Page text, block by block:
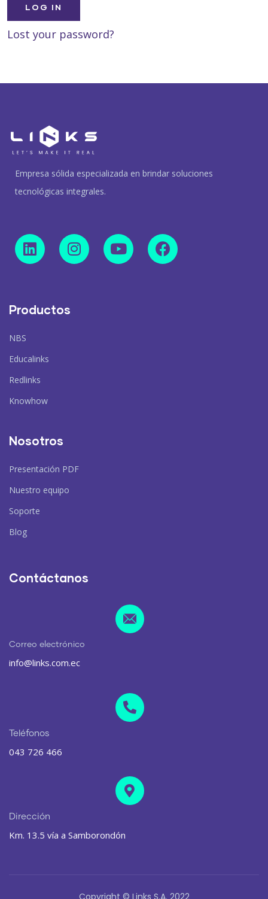
LOG IN
Lost your password?
Empresa sólida especializada en brindar soluciones
tecnológicas integrales.
Productos
NBS
Educalinks
Redlinks
Knowhow
Nosotros
Presentación PDF
Nuestro equipo
Soporte
Blog
Contáctanos
Correo electrónico
info@links.com.ec
Teléfonos
043 726 466
Dirección
Km. 13.5 vía a Samborondón
Copyright © Links S.A. 2022